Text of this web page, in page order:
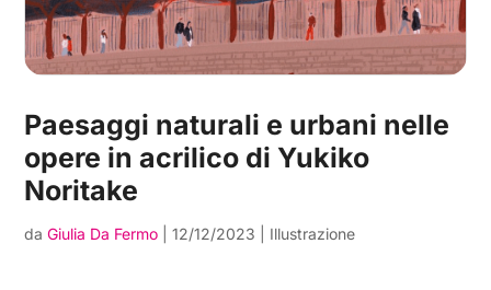
Paesaggi naturali e urbani nelle
opere in acrilico di Yukiko
Noritake
daGiulia Da Fermo |12/12/2023 Illustrazione